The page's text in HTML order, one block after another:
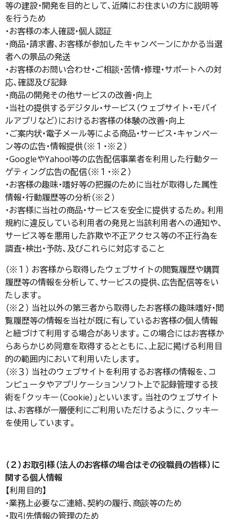
等の建設・開発を目的として、近隣にお住まいの方に説明等
を行うため
・お客様の本人確認・個人認証
・商品・請求書、お客様が参加したキャンペーンにかかる当選
者への景品の発送
・お客様のお問い合わせ・ご相談・苦情・修理・サポートへの対
応、確認及び記録
・商品の開発その他サービスの改善・向上
・当社の提供するデジタル・サービス（ウェブサイト・モバイ
ルアプリなど）におけるお客様の体験の改善・向上
・ご案内状・電子メール等による商品・サービス・キャンペー
ン等の広告・情報提供（※１・※２）
・GoogleやYahoo!等の広告配信事業者を利用した行動ター
ゲティング広告の配信（※１・※２）
・お客様の趣味・嗜好等の把握のために当社が取得した属性
情報・行動履歴等の分析（※２）
・お客様に当社の商品・サービスを安全に提供するため。利用
規約に違反している利用者の発見と当該利用者への通知や、
サービス等を悪用した詐欺や不正アクセス等の不正行為を
調査・検出・予防、及びこれらに対応すること
（※１） お客様から取得したウェブサイトの閲覧履歴や購買
履歴等の情報を分析して、サービスの提供、広告配信等をい
たします。
（※２） 当社以外の第三者から取得したお客様の趣味嗜好・閲
覧履歴等の情報を当社が既に有しているお客様の個人情報
と紐づけて利用する場合があります。この場合にはお客様か
らあらかじめ同意を取得するとともに、上記に掲げる利用目
的の範囲内において利用いたします。
（※３） 当社のウェブサイトを利用するお客様の情報を、コ
ンピュータやアプリケーションソフト上で記録管理する技
術を「クッキー（Cookie）」といいます。当社のウェブサイト
は、お客様が一層便利にご利用いただけるように、クッキー
を使用しています。
（２）お取引様（法人のお客様の場合はその役職員の皆様）に
関する個人情報
【利用目的】
・業務上必要なご連絡、契約の履行、商談等のため
・取引先情報の管理のため